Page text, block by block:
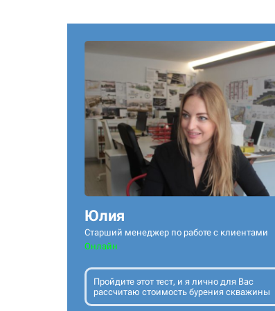
Юлия
Старший менеджер по работе с клиентами
Онлайн
Пройдите этот тест, и я лично для Вас
рассчитаю стоимость бурения скважины